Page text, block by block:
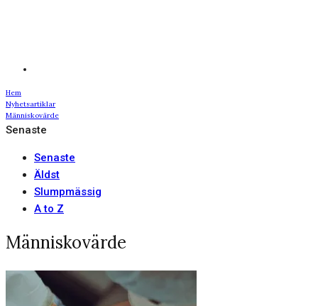
Hem
Nyhetsartiklar
Människovärde
Senaste
Senaste
Äldst
Slumpmässig
A to Z
Människovärde